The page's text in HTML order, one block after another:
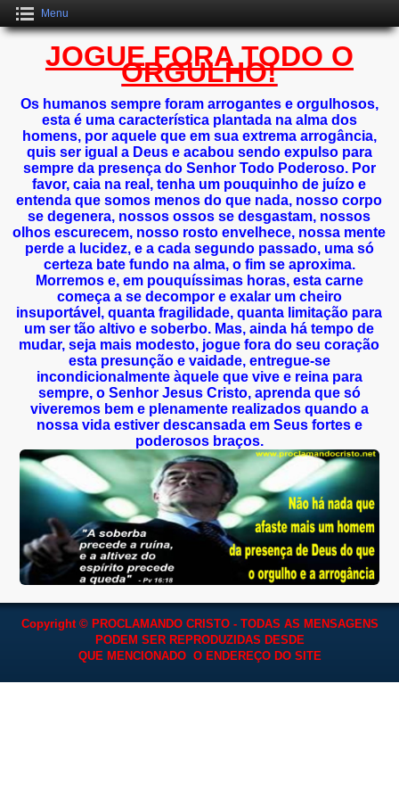
Menu
JOGUE FORA TODO O
ORGULHO!
Os humanos sempre foram arrogantes e orgulhosos,
esta é uma característica plantada na alma dos
homens, por aquele que em sua extrema arrogância,
quis ser igual a Deus e acabou sendo expulso para
sempre da presença do Senhor Todo Poderoso. Por
favor, caia na real, tenha um pouquinho de juízo e
entenda que somos menos do que nada, nosso corpo
se degenera, nossos ossos se desgastam, nossos
olhos escurecem, nosso rosto envelhece, nossa mente
perde a lucidez, e a cada segundo passado, uma só
certeza bate fundo na alma, o fim se aproxima.
Morremos e, em pouquíssimas horas, esta carne
começa a se decompor e exalar um cheiro
insuportável, quanta fragilidade, quanta limitação para
um ser tão altivo e soberbo. Mas, ainda há tempo de
mudar, seja mais modesto, jogue fora do seu coração
esta presunção e vaidade, entregue-se
incondicionalmente àquele que vive e reina para
sempre, o Senhor Jesus Cristo, aprenda que só
viveremos bem e plenamente realizados quando a
nossa vida estiver descansada em Seus fortes e
poderosos braços.
Copyright © PROCLAMANDO CRISTO - TODAS AS MENSAGENS
PODEM SER REPRODUZIDAS DESDE
QUE MENCIONADO O ENDEREÇO DO SITE